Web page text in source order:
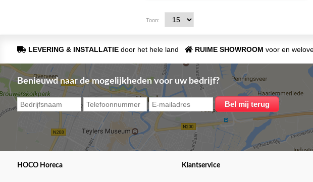
Toon:
LEVERING & INSTALLATIEdoor het hele land RUIME SHOWROOM voor en
Benieuwd naar de mogelijkheden voor uw bedrijf?
HOCO Horeca Klantservice